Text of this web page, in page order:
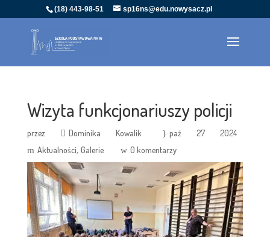
(18) 443-98-51 sp16ns@edu.nowysacz.pl
Wizyta funkcjonariuszy policji
przez Dominika Kowalik
paź 27 2024
Aktualności Galerie 0 komentarzy